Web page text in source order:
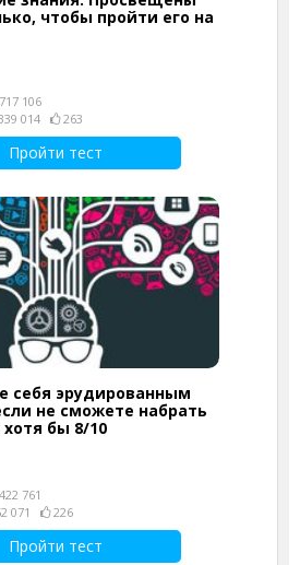
чтобы пройти его на
106
014
263
Пройти тест
себя эрудированным
не сможете набрать
бы 8/10
761
071
226
Пройти тест